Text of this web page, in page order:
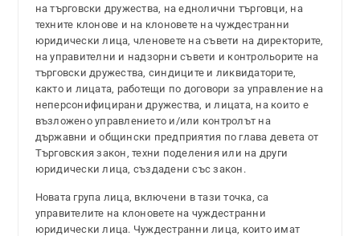
на търговски дружества, на еднолични търговци, на
техните клонове и на клоновете на чуждестранни
юридически лица, членовете на съвети на директорите,
на управителни и надзорни съвети и контрольорите на
търговски дружества, синдиците и ликвидаторите,
както и лицата, работещи по договори за управление на
неперсонифицирани дружества, и лицата, на които е
възложено управлението и/или контролът на
държавни и общински предприятия по глава девета от
Търговския закон, техни поделения или на други
юридически лица, създадени със закон.
Новата група лица, включени в тази точка, са
управителите на клоновете на чуждестранни
юридически лица. Чуждестранни лица, които имат